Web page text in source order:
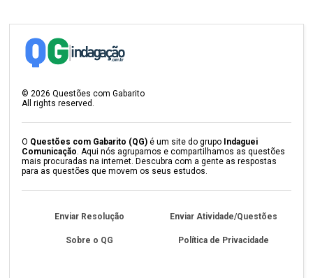
© 2026 Questões com Gabarito
All rights reserved.
O Questões com Gabarito (QG) é um site do grupo Indaguei
Comunicação . Aqui nós agrupamos e compartilhamos as questões
mais procuradas na internet. Descubra com a gente as respostas
para as questões que movem os seus estudos.
Enviar Resolução Enviar Atividade/Questões
Sobre o QG Política de Privacidade